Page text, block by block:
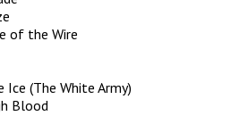
of the Wire
Ice (The White Army)
Blood